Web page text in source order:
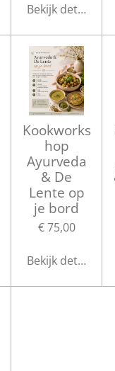
Bekijk details
Kookworks
hop
Ayurveda
& De
Lente op
je bord
€ 75,00
Bekijk details